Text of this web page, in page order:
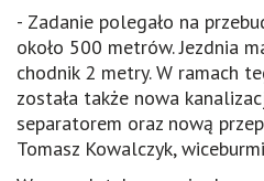
- Zadanie polegało na
około 500 metrów. Jezdnia
chodnik 2 metry. W ramach
została także nowa
separatorem oraz nową
Tomasz Kowalczyk,